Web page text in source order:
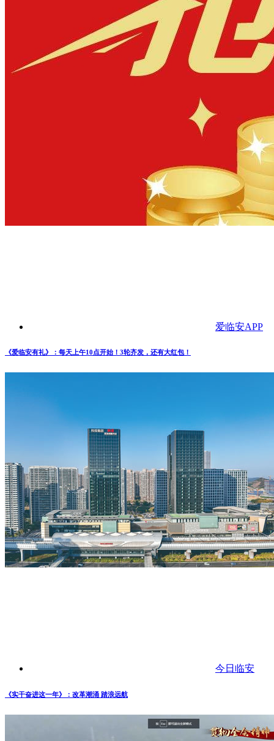
爱临安APP
《爱临安有礼》：每天上午10点开始！3轮齐发，还有大红包！
今日临安
《实干奋进这一年》：改革潮涌 踏浪远航